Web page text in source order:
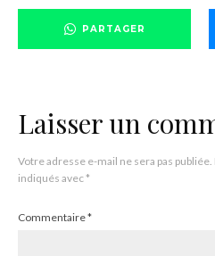
PARTAGER
Laisser un
Votre adresse e-mail ne sera pas publiée.
indiqués avec*
Commentaire*